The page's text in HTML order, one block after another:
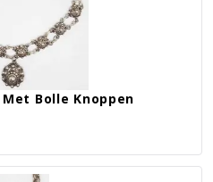
Bolle Knoppen